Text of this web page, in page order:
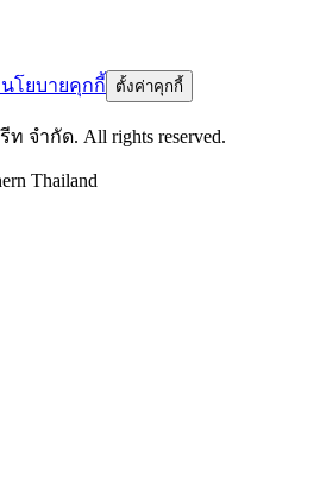
นโยบายคุกกี้ ตั้งค่าคุกกี้
ท จำกัด. All rights reserved.
Thailand